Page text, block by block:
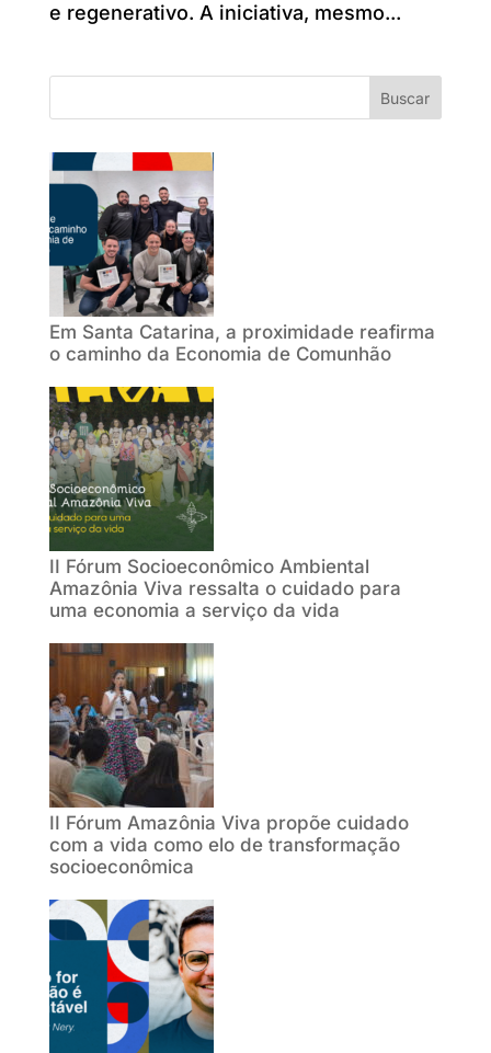
e regenerativo. A iniciativa, mesmo...
Buscar
Em Santa Catarina, a proximidade reafirma
o caminho da Economia de Comunhão
II Fórum Socioeconômico Ambiental
Amazônia Viva ressalta o cuidado para
uma economia a serviço da vida
II Fórum Amazônia Viva propõe cuidado
com a vida como elo de transformação
socioeconômica